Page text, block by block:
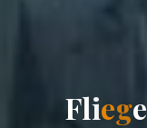
Fliege